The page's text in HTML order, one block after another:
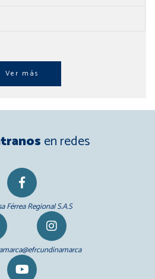
Ver más
en redes
Férrea Regional S.A.S
@efrcundinamarca